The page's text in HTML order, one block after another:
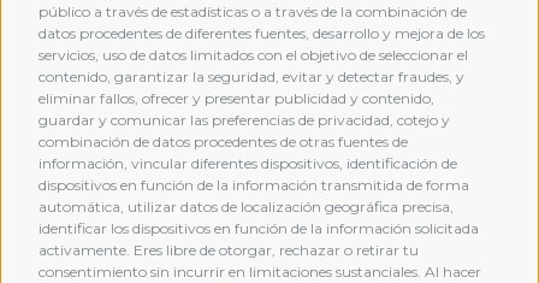
público a través de estadísticas o a través de la combinación de
datos procedentes de diferentes fuentes, desarrollo y mejora de los
servicios, uso de datos limitados con el objetivo de seleccionar el
contenido, garantizar la seguridad, evitar y detectar fraudes, y
eliminar fallos, ofrecer y presentar publicidad y contenido,
guardar y comunicar las preferencias de privacidad, cotejo y
combinación de datos procedentes de otras fuentes de
información, vincular diferentes dispositivos, identificación de
dispositivos en función de la información transmitida de forma
automática, utilizar datos de localización geográfica precisa,
identificar los dispositivos en función de la información solicitada
activamente. Eres libre de otorgar, rechazar o retirar tu
consentimiento sin incurrir en limitaciones sustanciales. Al hacer
MEMBERSHIP